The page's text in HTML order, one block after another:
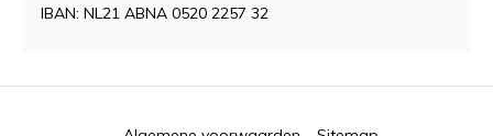
IBAN: NL21 ABNA 0520 2257 32